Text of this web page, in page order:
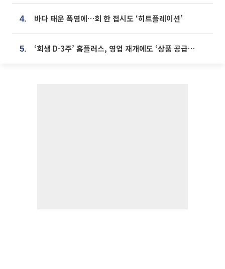
4. 바다 태운 폭염에…회 한 접시도 ‘히트플레이션’
5. ‘회생 D-3주’ 홈플러스, 영업 재개에도 ‘상품 공급망’ 복구가 생존 관건